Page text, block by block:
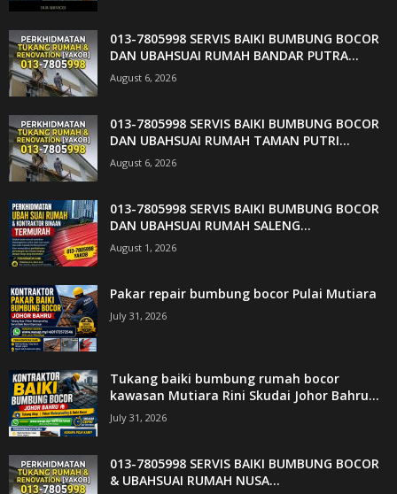
013-7805998 SERVIS BAIKI BUMBUNG BOCOR
DAN UBAHSUAI RUMAH BANDAR PUTRA...
August 6, 2026
013-7805998 SERVIS BAIKI BUMBUNG BOCOR
DAN UBAHSUAI RUMAH TAMAN PUTRI...
August 6, 2026
013-7805998 SERVIS BAIKI BUMBUNG BOCOR
DAN UBAHSUAI RUMAH SALENG...
August 1, 2026
Pakar repair bumbung bocor Pulai Mutiara
July 31, 2026
Tukang baiki bumbung rumah bocor
kawasan Mutiara Rini Skudai Johor Bahru...
July 31, 2026
013-7805998 SERVIS BAIKI BUMBUNG BOCOR
& UBAHSUAI RUMAH NUSA...